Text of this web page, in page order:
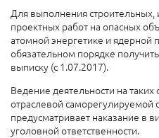
Для выполнения
проектных работ на опасных
атомной энергетике и
обязательном порядке
выписку (с 1.07.2017).
Ведение деятельности на
отраслевой саморегулируемой
предусматривает наказание в
уголовной ответственности.